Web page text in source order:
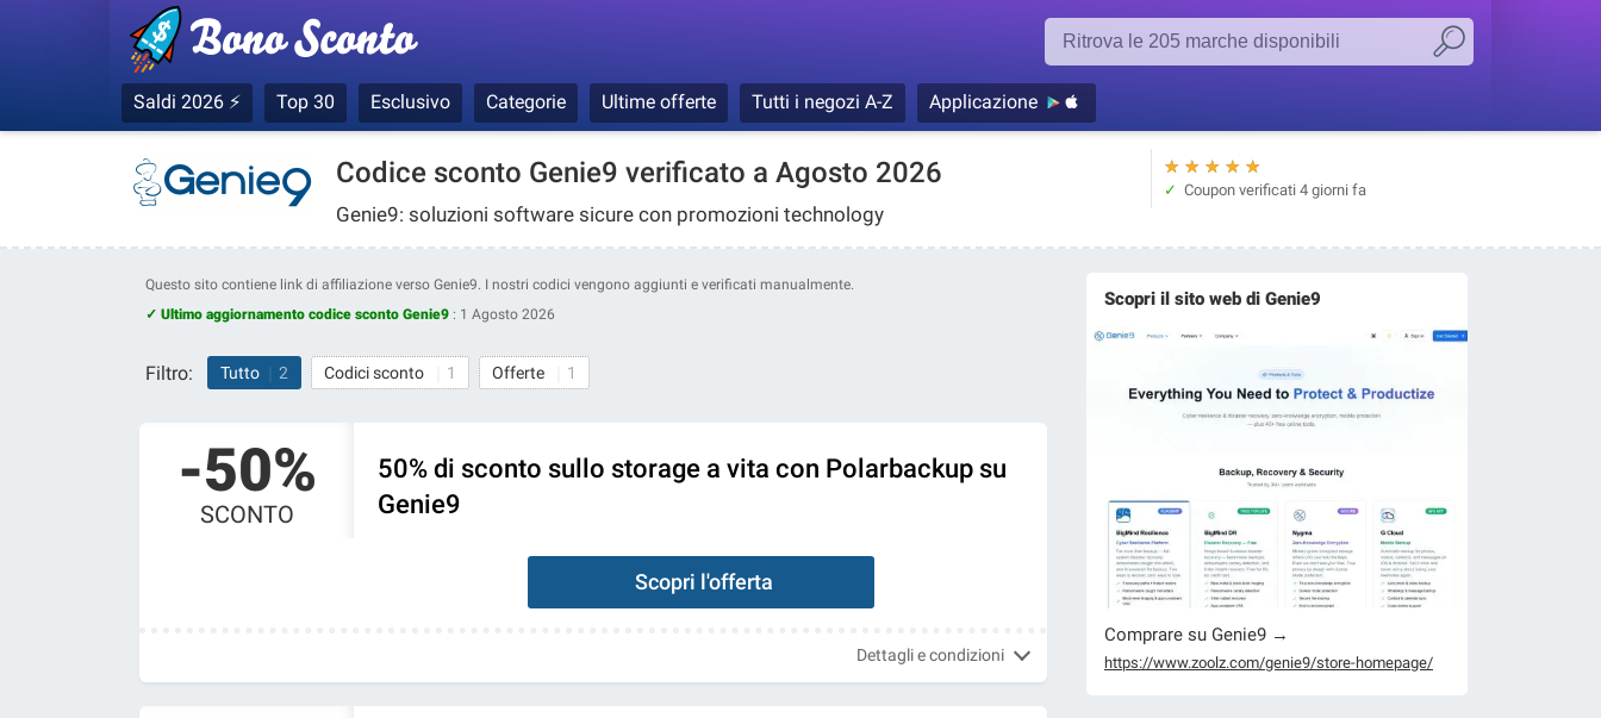
Saldi 2026 ⚡ Top 30 Esclusivo Categorie Ultime offerte Tutti i negozi A-Z Applicazione
Codice sconto Genie9 verificato a Agosto 2026
Genie9: soluzioni software sicure con promozioni technology
★
★
★
★
★
Coupon verificati 4 giorni fa
Questo sito contiene link di affiliazione verso Genie9. I nostri codici vengono aggiunti e verificati manualmente.
✓ Ultimo aggiornamento codice sconto Genie9 : 1 Agosto 2026
Filtro: Tutto 2 Codici sconto 1 Offerte 1
-50%
SCONTO
50% di sconto sullo storage a vita con Polarbackup su
Genie9
Scopri l'offerta
Dettagli e condizioni
Scopri il sito web di Genie9
Comprare su Genie9 →
https://www.zoolz.com/genie9/store-homepage/